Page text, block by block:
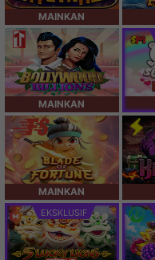
MAINKAN
MAINKAN
MAINKAN
EKSKLUSIF